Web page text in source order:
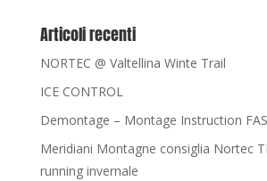
Articoli recenti
NORTEC @ Valtellina Winte Trail
ICE CONTROL
Demontage – Montage Instruction
Meridiani Montagne consiglia Nortec
running invernale